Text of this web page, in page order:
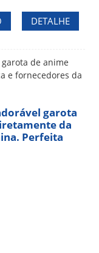
DETALHE
garota
da
Perfeita